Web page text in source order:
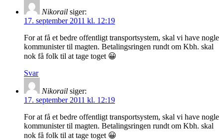
Nikorail siger:
17. september 2011 kl. 12:19
For at få et bedre offentligt transportsystem, skal vi have nogle
kommunister til magten. Betalingsringen rundt om Kbh. skal
nok få folk til at tage toget 😀
Svar
Nikorail siger:
17. september 2011 kl. 12:19
For at få et bedre offentligt transportsystem, skal vi have nogle
kommunister til magten. Betalingsringen rundt om Kbh. skal
nok få folk til at tage toget 😀